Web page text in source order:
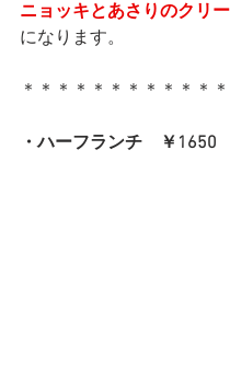
ニョッキとあさりのクリ
になります。
＊＊＊＊＊＊＊＊＊＊＊
・ハーフランチ　￥1650